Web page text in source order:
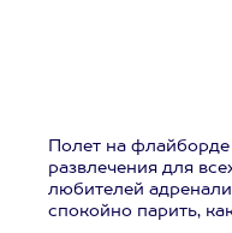
Полет на
развлечения для
любителей
спокойно парить,